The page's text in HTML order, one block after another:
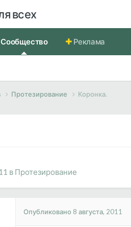
всех
Сообщество Реклама
Протезирование Коронка.
в Протезирование
Опубликовано 8 августа, 2011